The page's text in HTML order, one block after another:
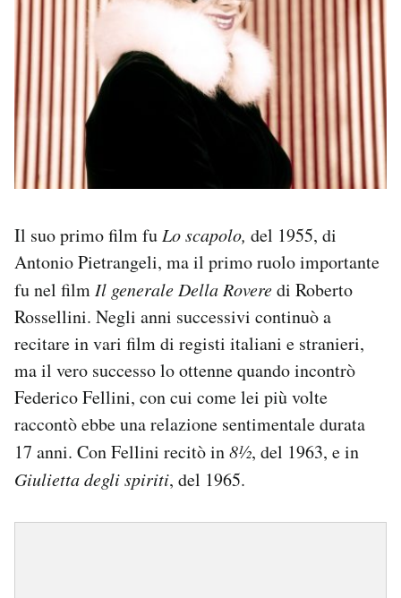
Il suo primo film fu Lo scapolo, del 1955, di
Antonio Pietrangeli, ma il primo ruolo importante
fu nel film Il generale Della Roveredi Roberto
Rossellini. Negli anni successivi continuò a
recitare in vari film di registi italiani e stranieri,
ma il vero successo lo ottenne quando incontrò
Federico Fellini, con cui come lei più volte
raccontò ebbe una relazione sentimentale durata
17 anni. Con Fellini recitò in8½, del 1963, e in
Giulietta degli spiriti, del 1965.